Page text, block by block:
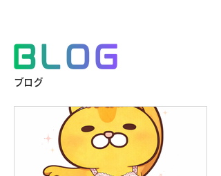
ブログ